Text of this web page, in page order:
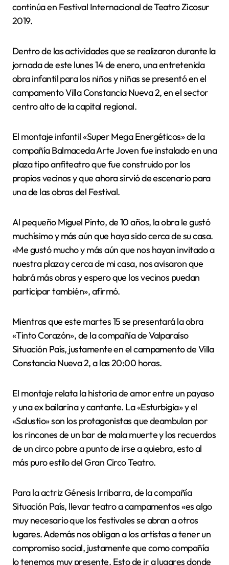
continúa en Festival Internacional de Teatro Zicosur
2019.
Dentro de las actividades que se realizaron durante la
jornada de este lunes 14 de enero, una entretenida
obra infantil para los niños y niñas se presentó en el
campamento Villa Constancia Nueva 2, en el sector
centro alto de la capital regional.
El montaje infantil «Super Mega Energéticos» de la
compañía Balmaceda Arte Joven fue instalado en una
plaza tipo anfiteatro que fue construido por los
propios vecinos y que ahora sirvió de escenario para
una de las obras del Festival.
Al pequeño Miguel Pinto, de 10 años, la obra le gustó
muchísimo y más aún que haya sido cerca de su casa.
«Me gustó mucho y más aún que nos hayan invitado a
nuestra plaza y cerca de mi casa, nos avisaron que
habrá más obras y espero que los vecinos puedan
participar también», afirmó.
Mientras que este martes 15 se presentará la obra
«Tinto Corazón», de la compañía de Valparaíso
Situación País, justamente en el campamento de Villa
Constancia Nueva 2, a las 20:00 horas.
El montaje relata la historia de amor entre un payaso
y una ex bailarina y cantante. La «Esturbigia» y el
«Salustio» son los protagonistas que deambulan por
los rincones de un bar de mala muerte y los recuerdos
de un circo pobre a punto de irse a quiebra, esto al
más puro estilo del Gran Circo Teatro.
Para la actriz Génesis Irribarra, de la compañía
Situación País, llevar teatro a campamentos «es algo
muy necesario que los festivales se abran a otros
lugares. Además nos obligan a los artistas a tener un
compromiso social, justamente que como compañía
lo tenemos muy presente. Esto de ir a lugares donde